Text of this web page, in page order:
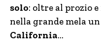
solo: oltre al prozio
nella grande mela un
California…